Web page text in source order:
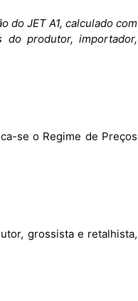
do JET A1, calculado com
produtor, importador,
se o Regime de Preços